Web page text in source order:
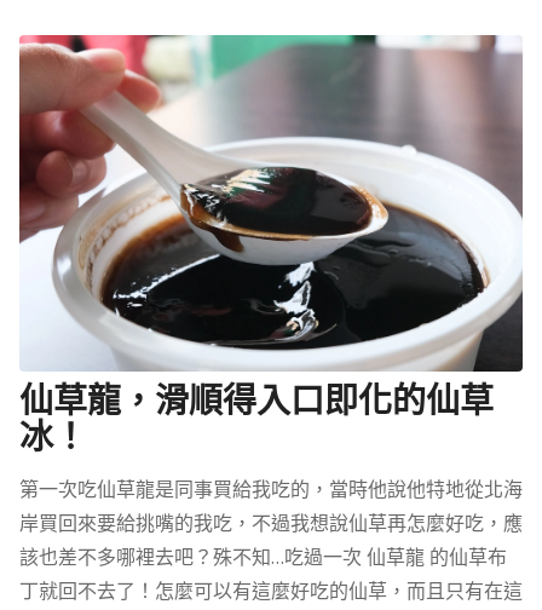
仙草龍，滑順得入口即化的仙草
冰！
第一次吃仙草龍是同事買給我吃的，當時他說他特地從北海
岸買回來要給挑嘴的我吃，不過我想說仙草再怎麼好吃，應
該也差不多哪裡去吧？殊不知…吃過一次 仙草龍 的仙草布
丁就回不去了！怎麼可以有這麼好吃的仙草，而且只有在這